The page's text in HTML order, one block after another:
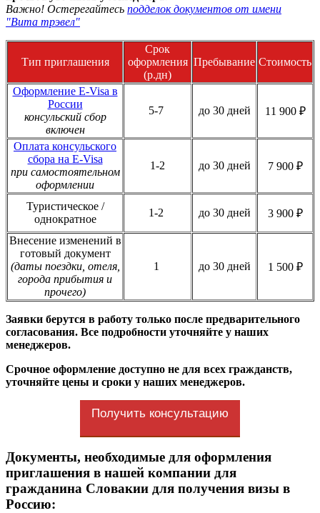
Важно! Остерегайтесь подделок документов от имени
"Вита трэвел"
Тип приглашения
Срок
оформления
(р.дн)
Пребывание Стоимость
Оформление E-Visa в
России
консульский сбор
включен
5-7 до 30 дней 11 900 ₽
Оплата консульского
сбора на E-Visa
при самостоятельном
оформлении
1-2 до 30 дней 7 900 ₽
Туристическое /
однократное
1-2 до 30 дней 3 900 ₽
Внесение изменений в
готовый документ
(даты поездки, отеля,
города прибытия и
прочего)
1 до 30 дней 1 500 ₽
Заявки берутся в работу только после предварительного
согласования. Все подробности уточняйте у наших
менеджеров.
Срочное оформление доступно не для всех гражданств,
уточняйте цены и сроки у наших менеджеров.
Получить консультацию
Документы, необходимые для оформления
приглашения в нашей компании для
гражданина Словакии для получения визы в
Россию: